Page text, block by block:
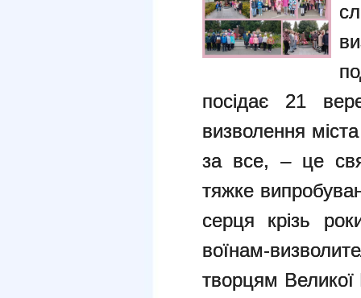
посідає 21
визволення
за все, – це
тяжке
серця крізь
воїнам-
творцям